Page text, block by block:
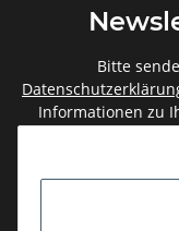
Bitte
Informationen zu